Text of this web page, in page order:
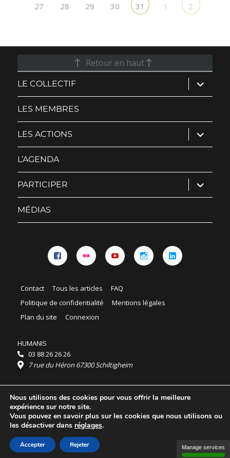
27 28 29 30 31 1 2
Retour en haut
LE COLLECTIF ouvrir
le
sous-
LES MEMBRES
LES ACTIONS ouvrir
le
sous-
L’AGENDA
PARTICIPER ouvrir
le
sous-
MÉDIAS
Contact Tous les articles
FAQ
Politique de confidentialité
Mentions légales
Plan du site
Connexion
HUMANIS
03 88 26 26 26
7 rue du Héron 67300 Schiltigheim
Horaires :
HUMANIS : du lundi au vendredi 9h - 18h
Ordidocaz : du lundi au vendredi 8h - 19h
© 2025 HUMANIS, tous droits réservés.
Licence Creative Commons Attribution 4.0
International
Nous utilisons des cookies pour vous offrir la meilleure
expérience sur notre site.
Vous pouvez en savoir plus sur les cookies que nous utilisons ou
les désactiver dans réglages.
Accepter Rejeter Manage services